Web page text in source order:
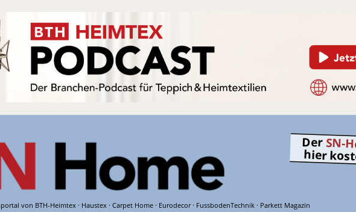
von BTH-Heimtex · Haustex · Carpet Home · Eurodecor · FussbodenTechnik · Parkett Magazin
Der SN-
hier